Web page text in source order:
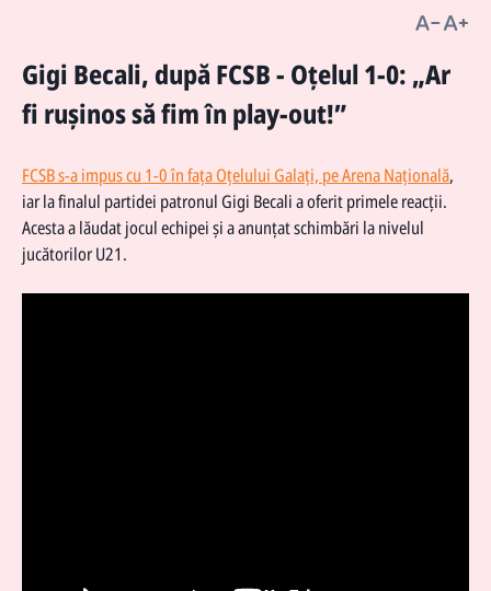
Gigi Becali, după FCSB - Oțelul 1-0: „Ar
fi rușinos să fim în play-out!”
FCSB s-a impus cu 1-0 în fața Oțelului Galați, pe Arena Națională,
iar la finalul partidei patronul Gigi Becali a oferit primele reacții.
Acesta a lăudat jocul echipei și a anunțat schimbări la nivelul
jucătorilor U21.